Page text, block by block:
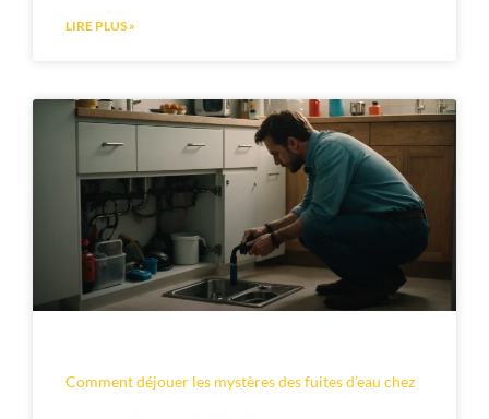
LIRE PLUS »
Comment déjouer les mystères des fuites d’eau chez